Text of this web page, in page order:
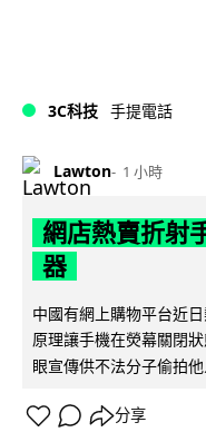
3C科技 手提電話
Lawton 1 小時
網店熱賣折射
器
中國有網上購物平台近
原理讓手機在熒幕關閉
眼宣傳供不法分子偷拍
分享